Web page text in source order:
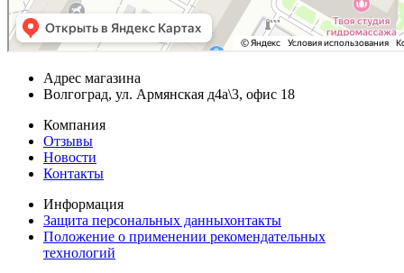
Адрес магазина
Волгоград, ул. Армянская д4а\3, офис 18
Компания
Отзывы
Новости
Контакты
Информация
Защита персональных данныхонтакты
Положение о применении рекомендательных
технологий